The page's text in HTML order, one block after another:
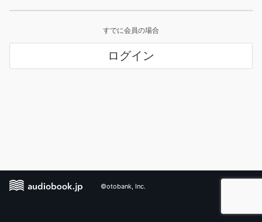
すでに会員の場合
ログイン
©otobank, Inc.